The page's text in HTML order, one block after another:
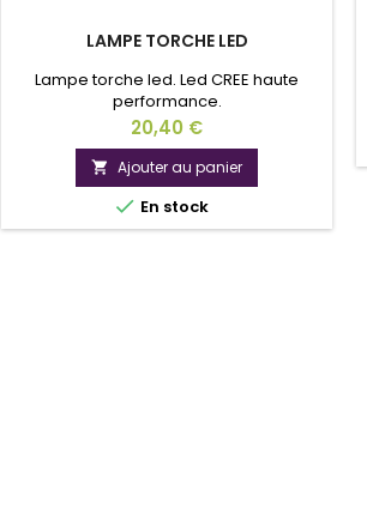
LAMPE TORCHE LED
Lampe torche led. Led CREE haute
performance.
Prix
20,40 €
 Ajouter au panier
 En stock